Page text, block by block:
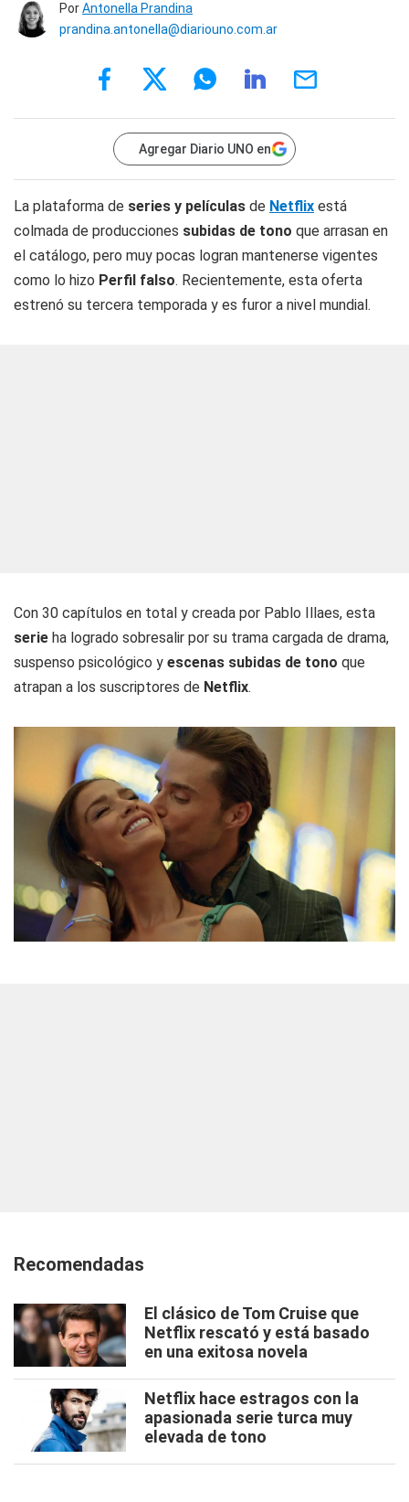
PorAntonella Prandina
prandina.antonella@diariouno.com.ar
Agregar Diario UNO en
La plataforma de series y películas de Netflix está
colmada de producciones subidas de tono que arrasan en
el catálogo, pero muy pocas logran mantenerse vigentes
como lo hizo Perfil falso. Recientemente, esta oferta
estrenó su tercera temporada y es furor a nivel mundial.
Con 30 capítulos en total y creada por Pablo Illaes, esta
serie ha logrado sobresalir por su trama cargada de drama,
suspenso psicológico y escenas subidas de tono que
atrapan a los suscriptores de Netflix.
Recomendadas
El clásico de Tom Cruise que
Netflix rescató y está basado
en una exitosa novela
Netflix hace estragos con la
apasionada serie turca muy
elevada de tono